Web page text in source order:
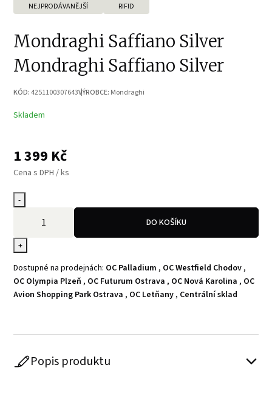
NEJPRODÁVANĚJŠÍ RIFID
Mondraghi Saffiano Silver
Mondraghi Saffiano Silver
KÓD:4251100307643VÝROBCE: Mondraghi
Skladem
1 399 Kč
Cena s DPH / ks
-
+
DO KOŠÍKU
Dostupné na prodejnách: OC Palladium , OC Westfield Chodov ,
OC Olympia Plzeň , OC Futurum Ostrava , OC Nová Karolina , OC
Avion Shopping Park Ostrava , OC Letňany , Centrální sklad
Popis produktu